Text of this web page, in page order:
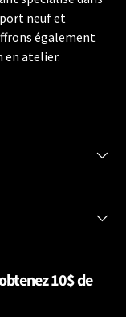
neuf et
également
en atelier.
10$ de